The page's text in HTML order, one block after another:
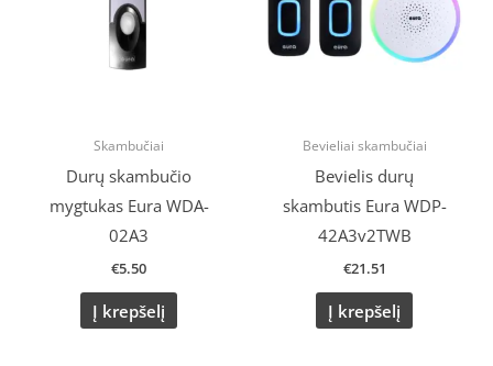
Skambučiai
Durų skambučio
mygtukas Eura WDA-
02A3
€5.50
Į krepšelį
Bevieliai skambučiai
Bevielis durų
skambutis Eura WDP-
42A3v2TWB
€21.51
Į krepšelį